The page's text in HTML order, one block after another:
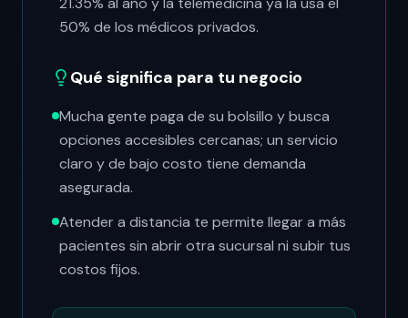
50% de los médicos privados.
Qué significa para tu negocio
Mucha gente paga de su bolsillo y busca
opciones accesibles cercanas; un servicio
claro y de bajo costo tiene demanda
asegurada.
Atender a distancia te permite llegar a más
pacientes sin abrir otra sucursal ni subir tus
costos fijos.